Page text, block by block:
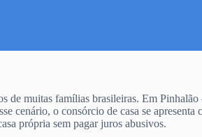
muitas famílias brasileiras. Em Pinhalão
cenário, o consórcio de casa se
própria sem pagar juros abusivos.